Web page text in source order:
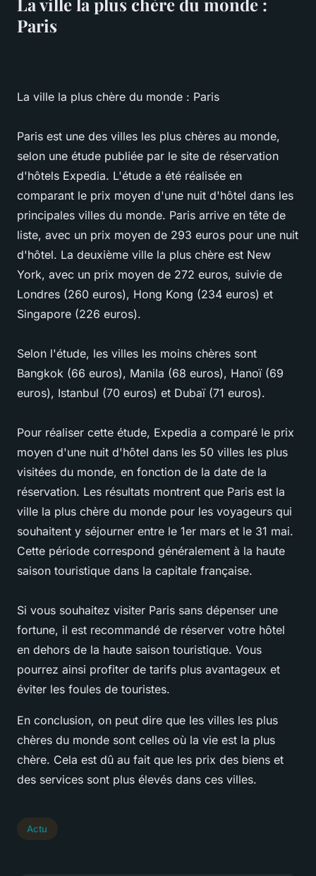
Paris
La ville la plus chère du monde : Paris
Paris est une des villes les plus chères au monde,
selon une étude publiée par le site de réservation
d'hôtels Expedia. L'étude a été réalisée en
comparant le prix moyen d'une nuit d'hôtel dans les
principales villes du monde. Paris arrive en tête de
liste, avec un prix moyen de 293 euros pour une nuit
d'hôtel. La deuxième ville la plus chère est New
York, avec un prix moyen de 272 euros, suivie de
Londres (260 euros), Hong Kong (234 euros) et
Singapore (226 euros).
Selon l'étude, les villes les moins chères sont
Bangkok (66 euros), Manila (68 euros), Hanoï (69
euros), Istanbul (70 euros) et Dubaï (71 euros).
Pour réaliser cette étude, Expedia a comparé le prix
moyen d'une nuit d'hôtel dans les 50 villes les plus
visitées du monde, en fonction de la date de la
réservation. Les résultats montrent que Paris est la
ville la plus chère du monde pour les voyageurs qui
souhaitent y séjourner entre le 1er mars et le 31 mai.
Cette période correspond généralement à la haute
saison touristique dans la capitale française.
Si vous souhaitez visiter Paris sans dépenser une
fortune, il est recommandé de réserver votre hôtel
en dehors de la haute saison touristique. Vous
pourrez ainsi profiter de tarifs plus avantageux et
éviter les foules de touristes.
En conclusion, on peut dire que les villes les plus
chères du monde sont celles où la vie est la plus
chère. Cela est dû au fait que les prix des biens et
des services sont plus élevés dans ces villes.
Actu